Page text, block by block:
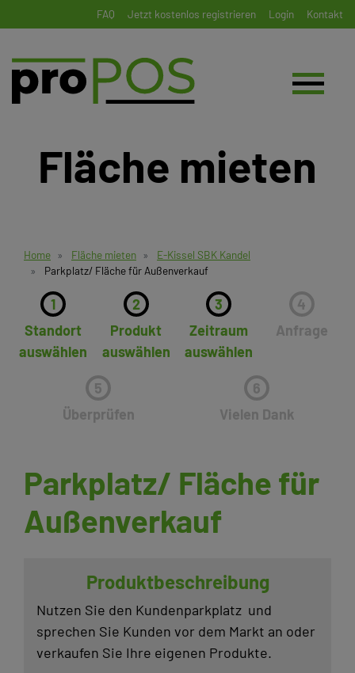
FAQ Jetzt kostenlos registrieren Login Kontakt
Fläche mieten
Home Fläche mieten
E-Kissel SBK Kandel
Parkplatz/ Fläche für Außenverkauf
1
Standort
auswählen
2
Produkt
auswählen
3
Zeitraum
auswählen
4
Anfrage
5
Überprüfen
6
Vielen Dank
Parkplatz/ Fläche für
Außenverkauf
Produkt­be­schrei­bung
Nutzen Sie den Kunden­park­platz und
sprechen Sie Kunden vor dem Markt an oder
verkaufen Sie Ihre eigenen Produkte.